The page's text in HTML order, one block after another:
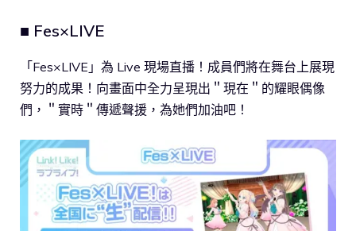
■ Fes×LIVE
「Fes×LIVE」為 Live 現場直播！成員們將在舞台上展現
努力的成果！向畫面中全力呈現出＂現在＂的耀眼偶像
們，＂實時＂傳遞聲援，為她們加油吧！